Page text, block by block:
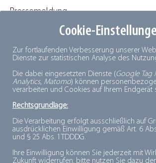
Cookie-
Zur fortlaufenden Verbesserung unserer
Dienste zur statistischen Analyse des
Die dabei eingesetzten Dienste (Google Tag
Analytics, Matomo) können
verarbeiten und Cookies auf Ihrem Endgerät
Rechtsgrundlage:
Die Verarbeitung erfolgt ausschließlich auf
ausdrücklichen Einwilligung gemäß Art. 6
und § 25 Abs. 1 TDDDG.
Ihre Einwilligung können Sie jederzeit mit
Zukunft widerrufen; bitte nutzen Sie dazu
Pressemeldung
Gemeinschaftsgastronomie zwischen
und Ernährungswende
Kontakt